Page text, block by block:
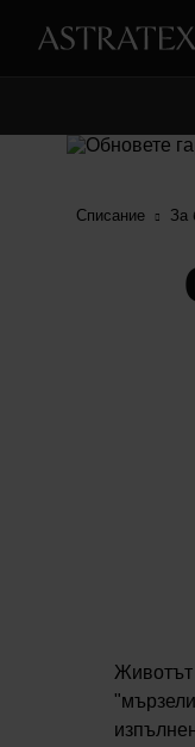
Списание За
Животът